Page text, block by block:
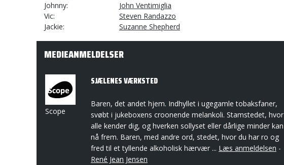
Johnny
John Ventimiglia
Vic
Steven Randazzo
Jackie
Suzanne Shepherd
MEDIEANMELDELSER
Scope
SJÆLENES VÆRKSTED
Baren, det andet hjem. Indhyllet i ugegamle tobaksfaner,
svøbt i jukeboxens croonende melankoli. Stamstedet, hvor
alle kender dig, og hverken sollyset eller dårlige minder kan
nå frem. Baren, med andre ord, stedet, hvor du har ro og
fred til et tyllende alkoholisk hærvær ... Læs anmeldelsen -
René Jean Jensen